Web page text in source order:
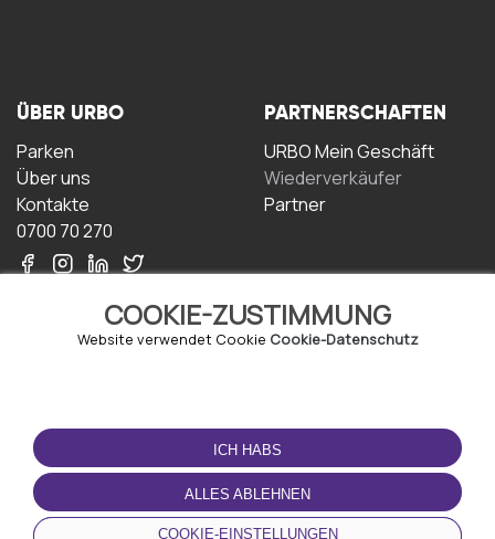
COOKIE-ZUSTIMMUNG
Website verwendet Cookie Cookie-Datenschutz
ICH HABS
ALLES ABLEHNEN
COOKIE-EINSTELLUNGEN
ÜBER URBO
Parken
Über uns
Kontakte
0700 70 270
PARTNERSCHAFTEN
URBO Mein Geschäft
Wiederverkäufer
Partner
NUTZUNGSBEDINGUNGEN
Geschäftsbedingungen
Datenschutz-
Bestimmungen
Cookie-Richtlinie
LADEN SIE DIE APP
HERUNTER